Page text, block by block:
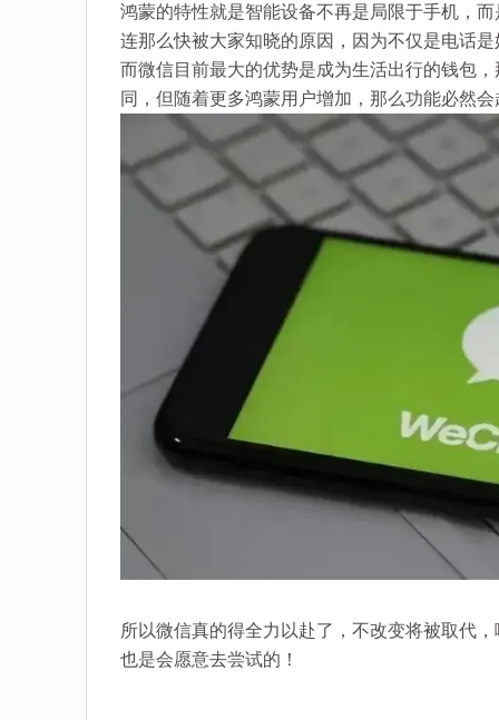
鸿蒙的特性就是智能设备不再是局限于手机，
连那么快被大家知晓的原因，因为不仅是电话
而微信目前最大的优势是成为生活出行的钱包
同，但随着更多鸿蒙用户增加，那么功能必然
所以微信真的得全力以赴了，不改变将被取代
也是会愿意去尝试的！